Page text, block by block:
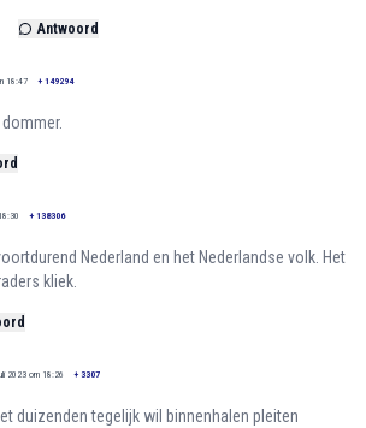
Antwoord
18:47 + 149294
+ 138306
Nederland en het Nederlandse volk. Het
kliek.
2023 om 18:26 + 3307
duizenden tegelijk wil binnenhalen pleiten